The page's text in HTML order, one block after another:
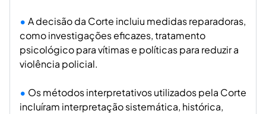
A decisão da Corte incluiu medidas reparadoras,
como investigações eficazes, tratamento
psicológico para vítimas e políticas para reduzir a
violência policial.
Os métodos interpretativos utilizados pela Corte
incluíram interpretação sistemática, histórica,